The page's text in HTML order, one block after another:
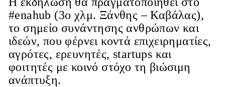
#enahub (3ο χλμ. Ξάνθης – Καβάλας),
το σημείο συνάντησης ανθρώπων και
ιδεών, που φέρνει κοντά επιχειρηματίες,
αγρότες, ερευνητές, startups και
φοιτητές με κοινό στόχο τη βιώσιμη
ανάπτυξη.